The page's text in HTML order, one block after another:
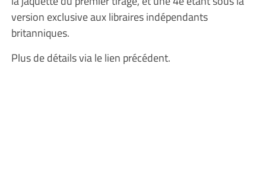
version exclusive aux libraires indépendants
britanniques.
Plus de détails via le lien précédent.